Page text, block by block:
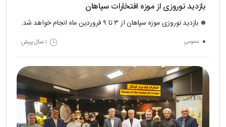
بازدید نوروزی از موزه افتخارات سپاهان
بازدید نوروزی موزه سپاهان از ۳ تا ۹ فروردین ماه انجام خواهد شد.
عمومی ۱ سال پیش